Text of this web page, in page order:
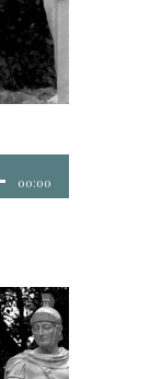
00:00